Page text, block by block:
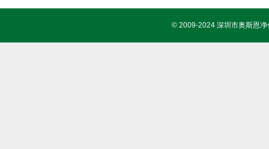
© 2009-2024 深圳市奥斯恩